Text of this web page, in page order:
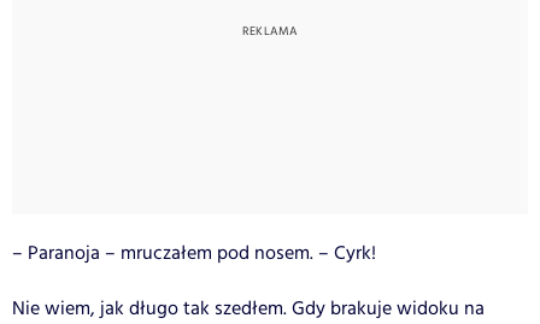
– Paranoja – mruczałem pod nosem. – Cyrk!
Nie wiem, jak długo tak szedłem. Gdy brakuje widoku na